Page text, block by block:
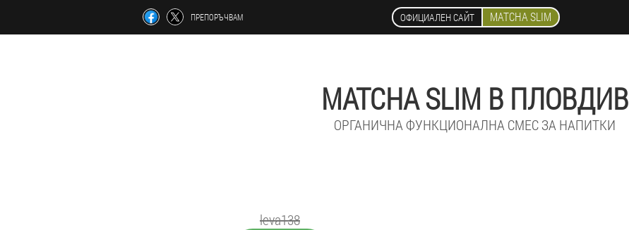
ПРЕПОРЪЧВАМ ОФИЦИАЛЕН САЙТ MATCHA SLIM
MATCHA SLIM В ПЛОВДИВ
ОРГАНИЧНА ФУНКЦИОНАЛНА СМЕС ЗА НАПИТКИ
leva138